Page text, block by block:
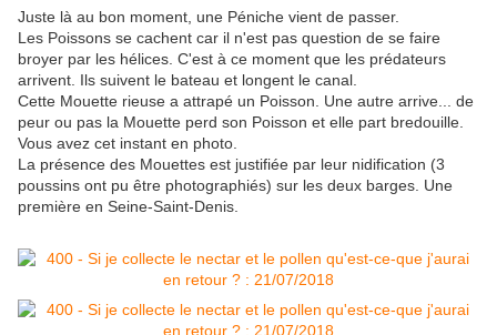
Juste là au bon moment, une Péniche vient de passer.
Les Poissons se cachent car il n'est pas question de se faire
broyer par les hélices. C'est à ce moment que les prédateurs
arrivent. Ils suivent le bateau et longent le canal.
Cette Mouette rieuse a attrapé un Poisson. Une autre arrive... de
peur ou pas la Mouette perd son Poisson et elle part bredouille.
Vous avez cet instant en photo.
La présence des Mouettes est justifiée par leur nidification (3
poussins ont pu être photographiés) sur les deux barges. Une
première en Seine-Saint-Denis.